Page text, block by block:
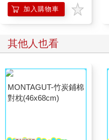
加入購物車
其他人也看